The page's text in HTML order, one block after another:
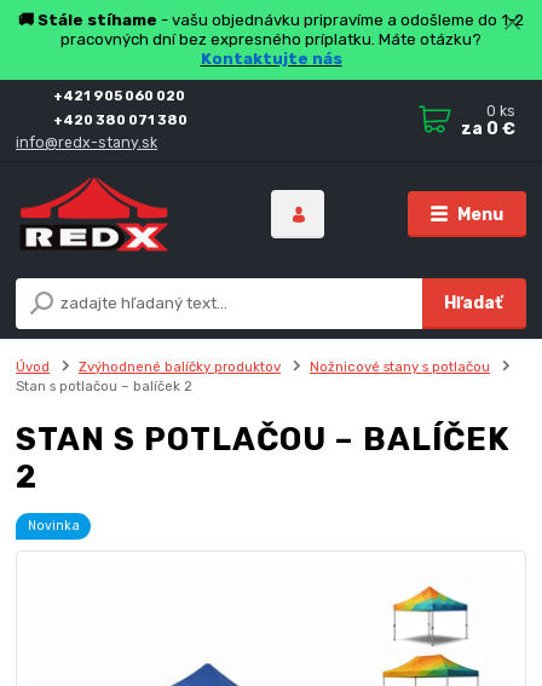
🚚 Stále stíhame - vašu objednávku pripravíme a odošleme do 1-2
pracovných dní bez expresného príplatku. Máte otázku?
Kontaktujte nás
Menu
Hľadať
+421 905 060 020
+420 380 071 380
info@redx-stany.sk
0 ks
za 0 €
Úvod Zvýhodnené balíčky produktov
Nožnicové stany s potlačou
Stan s potlačou – balíček 2
STAN S POTLAČOU – BALÍČEK
2
Novinka